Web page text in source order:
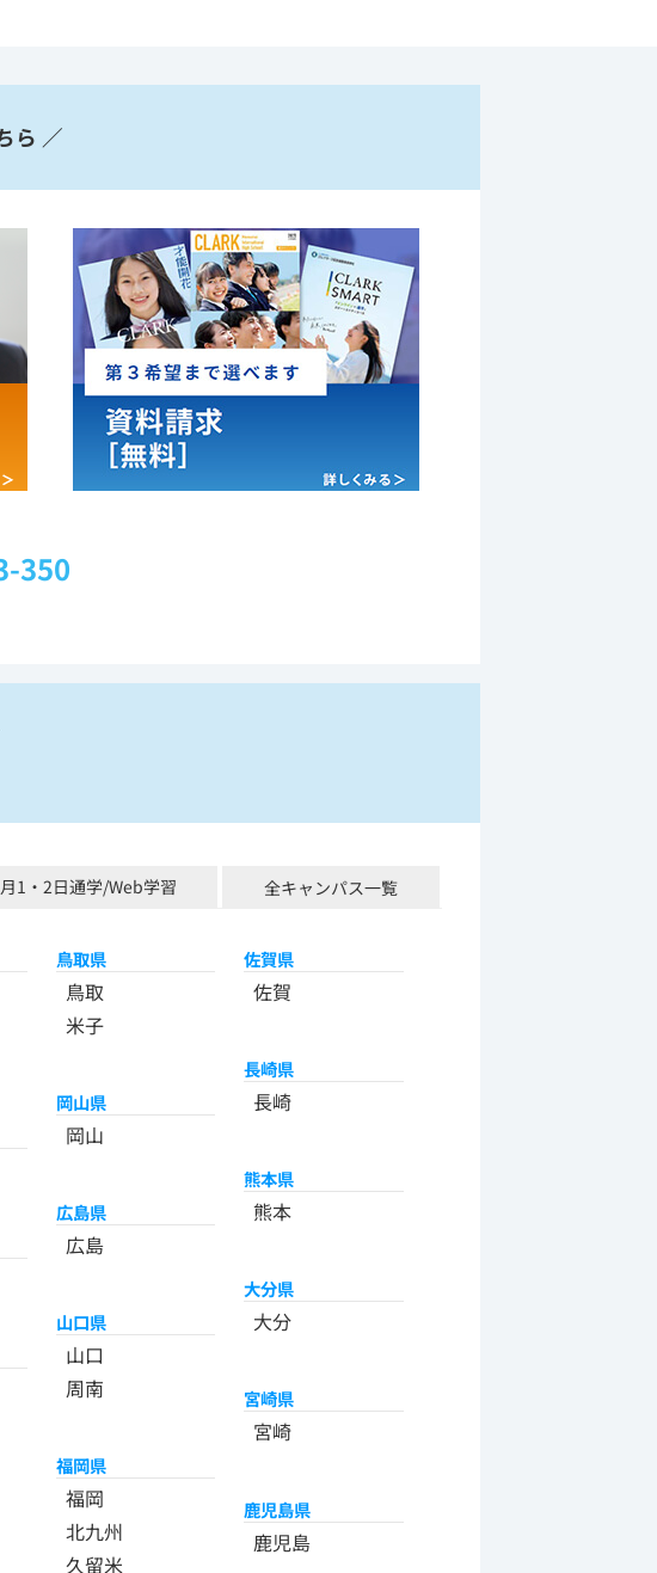
ら ／
350
月1・2日通学/Web学習 全キャンパス一覧
鳥取県
鳥取
米子
岡山県
岡山
広島県
広島
山口県
山口
周南
福岡県
福岡
北九州
久留米
佐賀県
佐賀
長崎県
長崎
熊本県
熊本
大分県
大分
宮崎県
宮崎
鹿児島県
鹿児島